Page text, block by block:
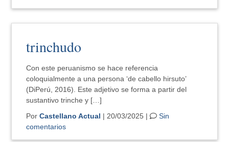
trinchudo
Con este peruanismo se hace referencia
coloquialmente a una persona ‘de cabello hirsuto’
(DiPerú, 2016). Este adjetivo se forma a partir del
sustantivo trinche y […]
PorCastellano Actual | 20/03/2025 |
Sin
comentarios